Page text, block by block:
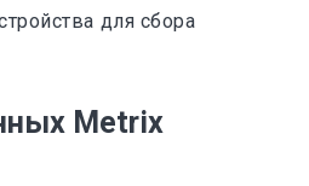
для сбора
Metrix